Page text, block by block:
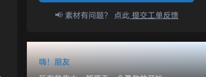
📢 素材有问题？ 点此提交工单反馈
嗨！朋友